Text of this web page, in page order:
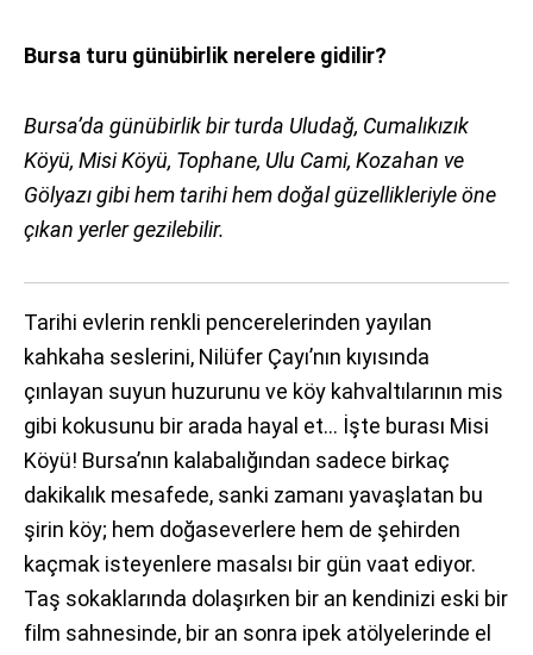
Bursa turu günübirlik nerelere gidilir?
Bursa’da günübirlik bir turda Uludağ, Cumalıkızık
Köyü, Misi Köyü, Tophane, Ulu Cami, Kozahan ve
Gölyazı gibi hem tarihi hem doğal güzellikleriyle öne
çıkan yerler gezilebilir.
Tarihi evlerin renkli pencerelerinden yayılan
kahkaha seslerini, Nilüfer Çayı’nın kıyısında
çınlayan suyun huzurunu ve köy kahvaltılarının mis
gibi kokusunu bir arada hayal et… İşte burası Misi
Köyü! Bursa’nın kalabalığından sadece birkaç
dakikalık mesafede, sanki zamanı yavaşlatan bu
şirin köy; hem doğaseverlere hem de şehirden
kaçmak isteyenlere masalsı bir gün vaat ediyor.
Taş sokaklarında dolaşırken bir an kendinizi eski bir
film sahnesinde, bir an sonra ipek atölyelerinde el